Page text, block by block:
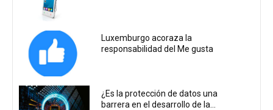
Luxemburgo acoraza la
responsabilidad del Me gusta
¿Es la protección de datos una
barrera en el desarrollo de la...